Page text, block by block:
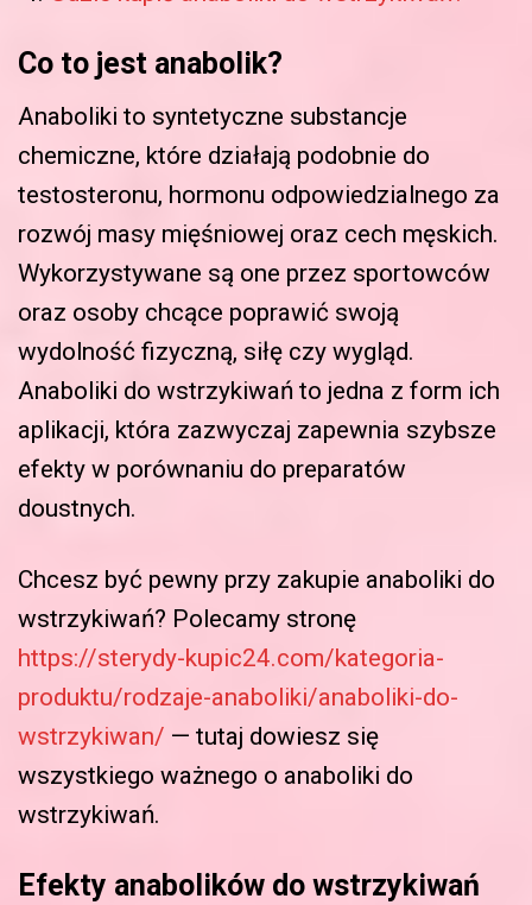
Co to jest anabolik?
Anaboliki to syntetyczne substancje
chemiczne, które działają podobnie do
testosteronu, hormonu odpowiedzialnego za
rozwój masy mięśniowej oraz cech męskich.
Wykorzystywane są one przez sportowców
oraz osoby chcące poprawić swoją
wydolność fizyczną, siłę czy wygląd.
Anaboliki do wstrzykiwań to jedna z form ich
aplikacji, która zazwyczaj zapewnia szybsze
efekty w porównaniu do preparatów
doustnych.
Chcesz być pewny przy zakupie anaboliki do
wstrzykiwań? Polecamy stronę
https://sterydy-kupic24.com/kategoria-
produktu/rodzaje-anaboliki/anaboliki-do-
wstrzykiwan/ — tutaj dowiesz się
wszystkiego ważnego o anaboliki do
wstrzykiwań.
Efekty anabolików do wstrzykiwań